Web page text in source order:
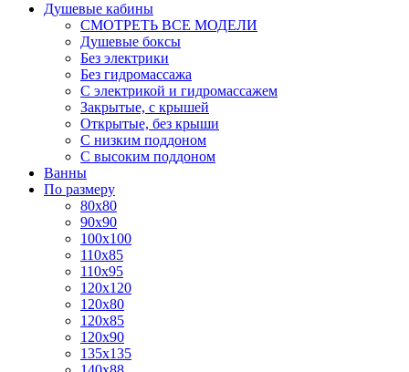
Душевые кабины
СМОТРЕТЬ ВСЕ МОДЕЛИ
Душевые боксы
Без электрики
Без гидромассажа
С электрикой и гидромассажем
Закрытые, с крышей
Открытые, без крыши
С низким поддоном
С высоким поддоном
Ванны
По размеру
80x80
90x90
100x100
110x85
110x95
120x120
120x80
120x85
120x90
135x135